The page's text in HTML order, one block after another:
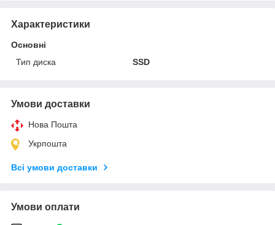
Характеристики
Основні
Тип диска
SSD
Умови доставки
Нова Пошта
Укрпошта
Всі умови доставки
Умови оплати